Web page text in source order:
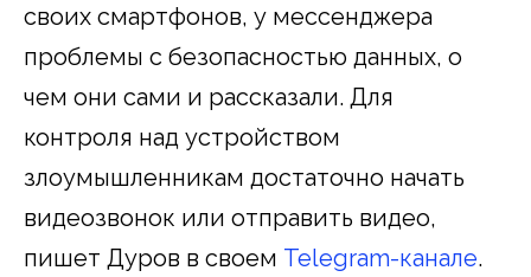
своих смартфонов, у мессенджера
проблемы с безопасностью данных, о
чем они сами и рассказали. Для
контроля над устройством
злоумышленникам достаточно начать
видеозвонок или отправить видео,
пишет Дуров в своем Telegram-канале.